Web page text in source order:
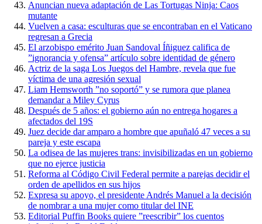
Anuncian nueva adaptación de Las Tortugas Ninja: Caos
mutante
Vuelven a casa: esculturas que se encontraban en el Vaticano
regresan a Grecia
El arzobispo emérito Juan Sandoval Íñiguez califica de
”ignorancia y ofensa” artículo sobre identidad de género
Actriz de la saga Los Juegos del Hambre, revela que fue
víctima de una agresión sexual
Liam Hemsworth ”no soportó” y se rumora que planea
demandar a Miley Cyrus
Después de 5 años: el gobierno aún no entrega hogares a
afectados del 19S
Juez decide dar amparo a hombre que apuñaló 47 veces a su
pareja y este escapa
La odisea de las mujeres trans: invisibilizadas en un gobierno
que no ejerce justicia
Reforma al Código Civil Federal permite a parejas decidir el
orden de apellidos en sus hijos
Expresa su apoyo, el presidente Andrés Manuel a la decisión
de nombrar a una mujer como titular del INE
Editorial Puffin Books quiere ”reescribir” los cuentos